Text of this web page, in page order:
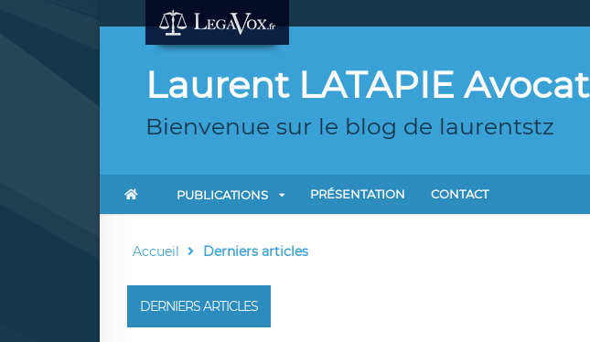
Laurent LATAPIE Avocat
Bienvenue sur le blog de laurentstz
PUBLICATIONS PRÉSENTATION CONTACT
Accueil Derniers articles
DERNIERS ARTICLES